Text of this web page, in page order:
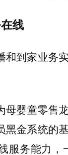
线
和到家业务
母婴童零售
黑金系统的
服务能力，